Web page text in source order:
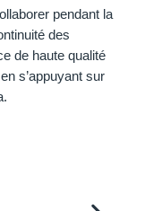
pendant la
des
de haute qualité
s’appuyant sur